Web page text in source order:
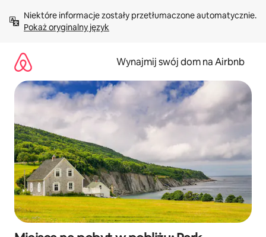
treści Pokaż oryginalny język
Wynajmij swój dom na Airbnb